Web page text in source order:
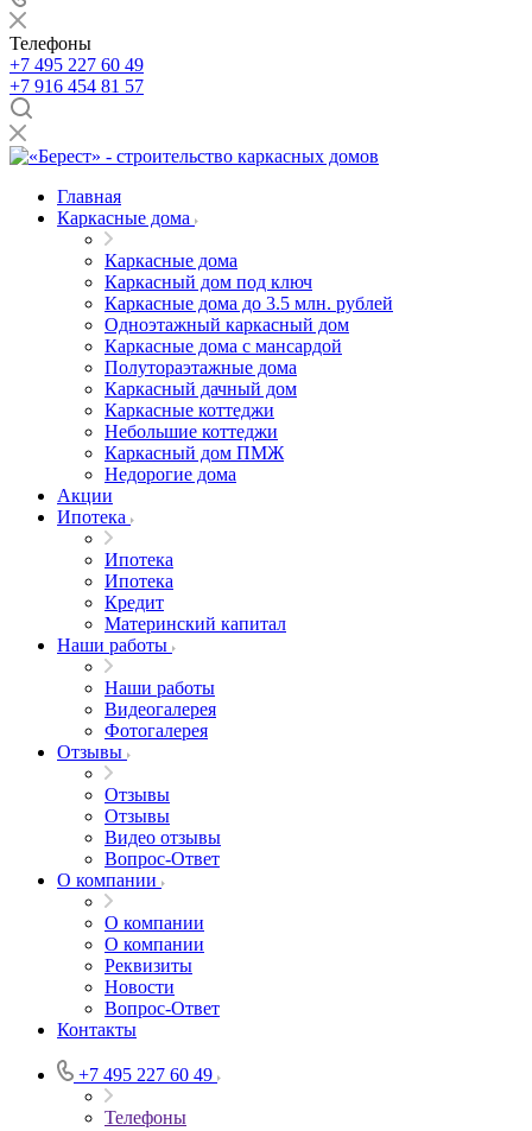
Телефоны
+7 495 227 60 49
+7 916 454 81 57
Главная
Каркасные дома
Каркасные дома
Каркасный дом под ключ
Каркасные дома до 3.5 млн. рублей
Одноэтажный каркасный дом
Каркасные дома с мансардой
Полутораэтажные дома
Каркасный дачный дом
Каркасные коттеджи
Небольшие коттеджи
Каркасный дом ПМЖ
Недорогие дома
Акции
Ипотека
Ипотека
Ипотека
Кредит
Материнский капитал
Наши работы
Наши работы
Видеогалерея
Фотогалерея
Отзывы
Отзывы
Отзывы
Видео отзывы
Вопрос-Ответ
О компании
О компании
О компании
Реквизиты
Новости
Вопрос-Ответ
Контакты
+7 495 227 60 49
Телефоны